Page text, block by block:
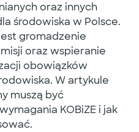
oraz innych
środowiska w Polsce.
gromadzenie
oraz wspieranie
obowiązków
W artykule
muszą być
KOBiZE i jak